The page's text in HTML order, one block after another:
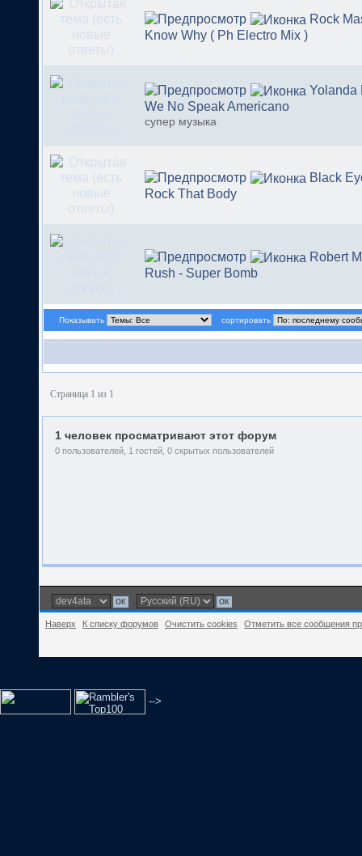
Rock
Know Why ( Ph Electro Mix )
Yolanda
We No Speak Americano
супер музыка
Black
Rock That Body
Robert
Rush - Super Bomb
Показывать сортировать
Страница 1 из 1
1 человек просматривают этот форум
0 пользователей, 1 гостей, 0 скрытых пользователей
Наверх К списку форумов Очистить cookies Отметить все сообщения
-->